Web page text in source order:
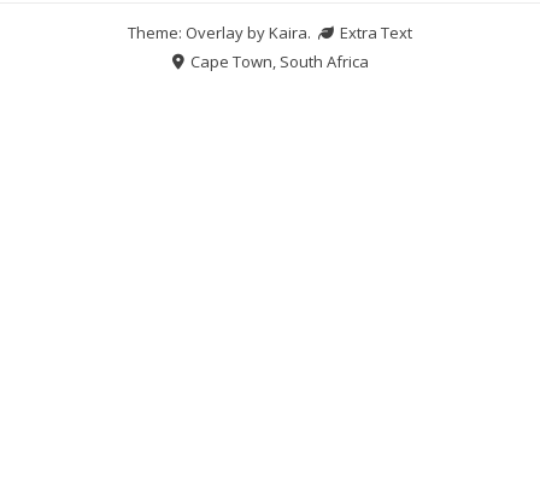
Theme: Overlay byKaira.
Extra Text
Cape Town, South Africa